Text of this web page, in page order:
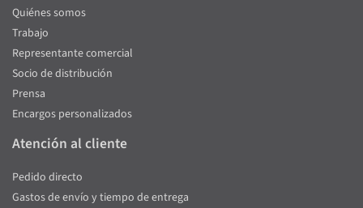
Quiénes somos
Trabajo
Representante comercial
Socio de distribución
Prensa
Encargos personalizados
Atención al cliente
Pedido directo
Gastos de envío y tiempo de entrega